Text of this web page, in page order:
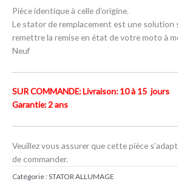
Pièce identique à celle d’origine.
Le stator de remplacement est une solution
remettre la remise en état de votre moto à
Neuf
SUR COMMANDE: Livraison: 10 à 15 jours
Garantie: 2 ans
Veuillez vous assurer que cette pièce
de commander.
Catégorie :STATOR ALLUMAGE